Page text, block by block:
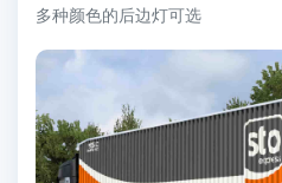
多种颜色的后边灯可选